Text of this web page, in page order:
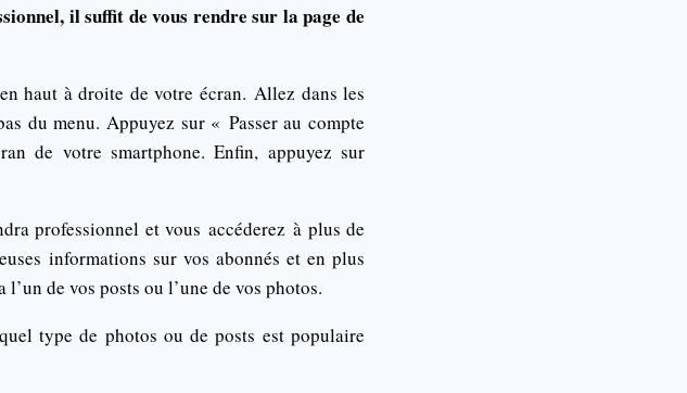
il suffit de vous rendre sur la page de
haut à droite de votre écran. Allez dans les
du menu. Appuyez sur « Passer au compte
de votre smartphone. Enfin, appuyez sur
professionnel et vous accéderez à plus de
informations sur vos abonnés et en plus
de vos posts ou l’une de vos photos.
type de photos ou de posts est populaire